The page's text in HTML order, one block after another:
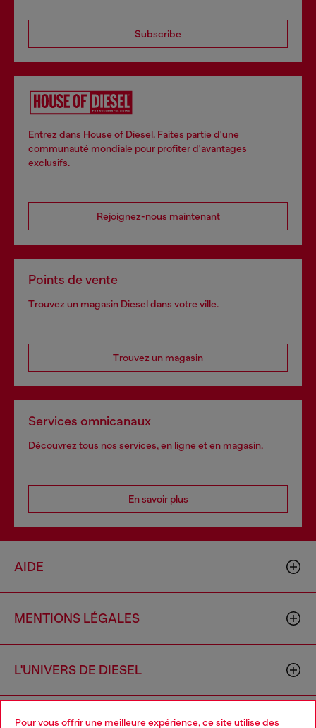
Pour vous offrir une meilleure expérience, ce site utilise des
Subscribe
Entrez dans House of Diesel. Faites partie d'une
communauté mondiale pour profiter d'avantages
exclusifs.
Rejoignez-nous maintenant
Points de vente
Trouvez un magasin Diesel dans votre ville.
Trouvez un magasin
Services omnicanaux
Découvrez tous nos services, en ligne et en magasin.
En savoir plus
AIDE
MENTIONS LÉGALES
L'UNIVERS DE DIESEL
CORPORATE